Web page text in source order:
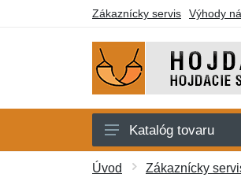
Zákaznícky servis Výhody
Hojdacie siete
Katalóg tovaru
Úvod Zákaznícky